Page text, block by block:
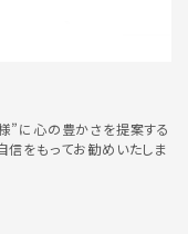
”に心の豊かさを提案する
信をもってお勧めいたしま